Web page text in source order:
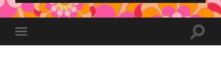
Toggle
mobile
Toggle